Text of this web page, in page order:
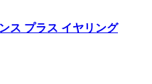
ス プラス イヤリング